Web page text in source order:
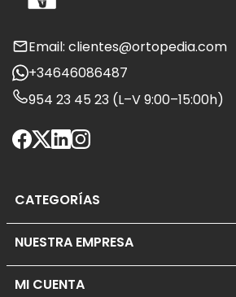
Email: clientes@ortopedia.com
+34646086487
954 23 45 23 (L–V 9:00–15:00h)
CATEGORÍAS
NUESTRA EMPRESA
MI CUENTA